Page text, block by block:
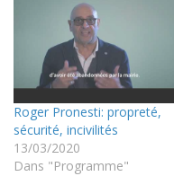
Roger Pronesti: propreté,
sécurité, incivilités
13/03/2020
Dans "Programme"